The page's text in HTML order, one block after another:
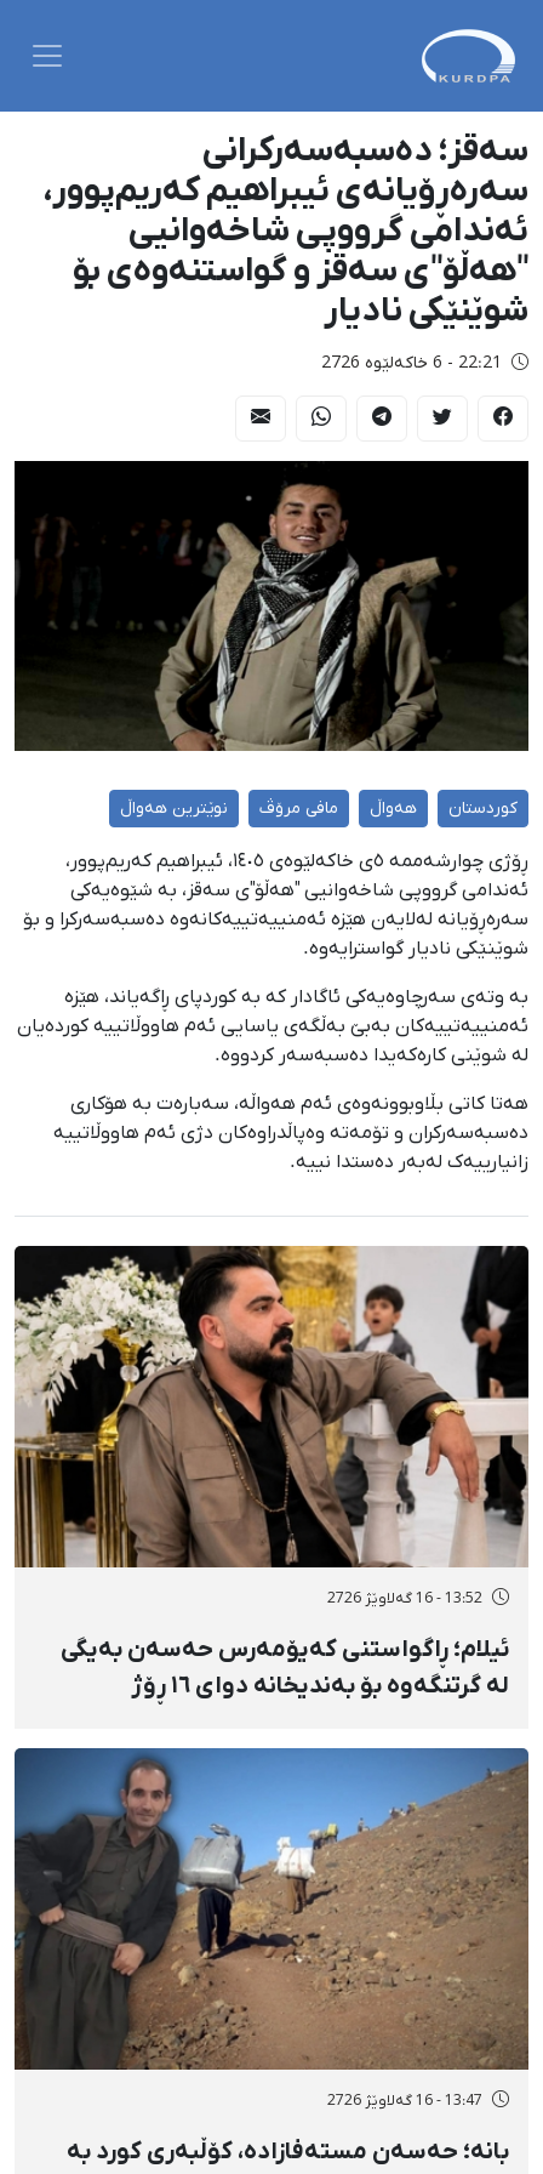
سەقز؛ دەسبەسەرکرانی
سەرەڕۆیانەی ئیبراهیم کەریم‌پوور،
ئەندامی گرووپی شاخەوانیی
"هەڵۆ"ی سەقز و گواستنەوەی بۆ
شوێنێکی نادیار
22:21 - 6 خاکەلێوه 2726
کوردستان هەواڵ مافی مرۆڤ نوێترین هەواڵ
ڕۆژی چوارشەممە ٥ی خاکەلێوەی ١٤٠٥، ئیبراهیم کەریم‌پوور،
ئەندامی گرووپی شاخەوانیی "هەڵۆ"ی سەقز، بە شێوەیەکی
سەرەڕۆیانە لەلایەن هێزە ئەمنییەتییەکانەوە دەسبەسەرکرا و بۆ
شوێنێکی نادیار گواسترایەوە.
بە وتەی سەرچاوەیەکی ئاگادار کە بە کوردپای ڕاگەیاند، هێزە
ئەمنییەتییەکان بەبێ بەڵگەی یاسایی ئەم هاووڵاتییە کوردەیان
لە شوێنی کارەکەیدا دەسبەسەر کردووە.
هەتا کاتی بڵاوبوونەوەی ئەم هەواڵە، سەبارەت بە هۆکاری
دەسبەسەرکران و تۆمەتە وەپاڵدراوەکان دژی ئەم هاووڵاتییە
زانیارییەک لەبەر دەستدا نییە.
13:52 - 16 گەلاوێژ 2726
ئیلام؛ ڕاگواستنی کەیۆمەرس حەسەن بەیگی
لە گرتنگەوە بۆ بەندیخانە دوای ١٦ ڕۆژ
13:47 - 16 گەلاوێژ 2726
بانه؛ حەسەن مستەفازادە، کۆڵبەری کورد بە